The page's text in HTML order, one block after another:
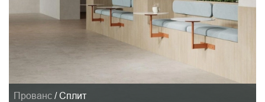
Прованс / Сплит